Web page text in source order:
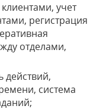
учет
регистрация
отделами,
действий,
система